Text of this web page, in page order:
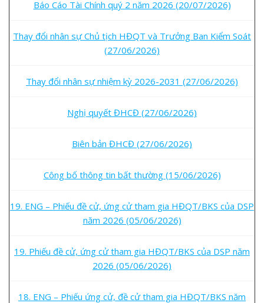
Báo Cáo Tài Chính quý 2 năm 2026 (20/07/2026)
Thay đổi nhân sự Chủ tịch HĐQT và Trưởng Ban Kiểm Soát
(27/06/2026)
Thay đổi nhân sự nhiệm kỳ 2026-2031 (27/06/2026)
Nghị quyết ĐHCĐ (27/06/2026)
Biên bản ĐHCĐ (27/06/2026)
Công bố thông tin bất thường (15/06/2026)
19. ENG – Phiếu đề cử, ứng cử tham gia HĐQT/BKS của DSP
năm 2026 (05/06/2026)
19. Phiếu đề cử, ứng cử tham gia HĐQT/BKS của DSP năm
2026 (05/06/2026)
18. ENG – Phiếu ứng cử, đề cử tham gia HĐQT/BKS năm